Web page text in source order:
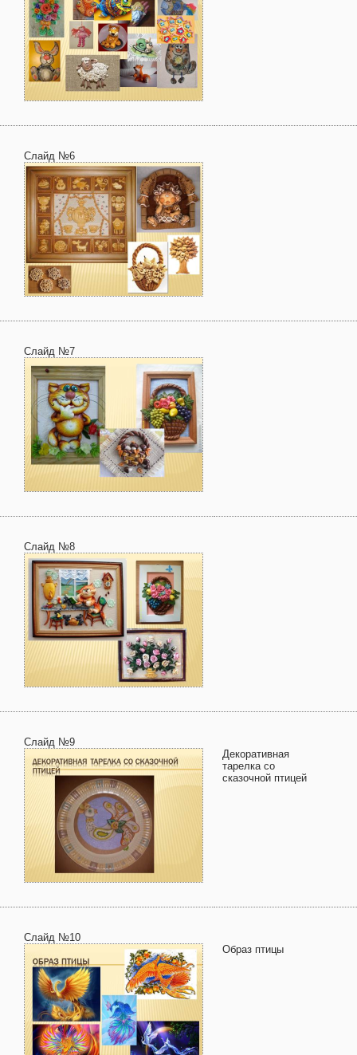
Слайд №6
Слайд №7
Слайд №8
Слайд №9
Декоративная
тарелка со
сказочной птицей
Слайд №10
Образ птицы